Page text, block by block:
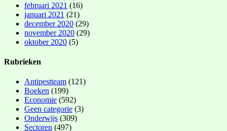
februari 2021 (16)
januari 2021 (21)
december 2020 (29)
november 2020 (29)
oktober 2020 (5)
Rubrieken
Antipestteam (121)
Boeken (199)
Economie (592)
Geen categorie (3)
Onderwijs (309)
Sectoren (497)